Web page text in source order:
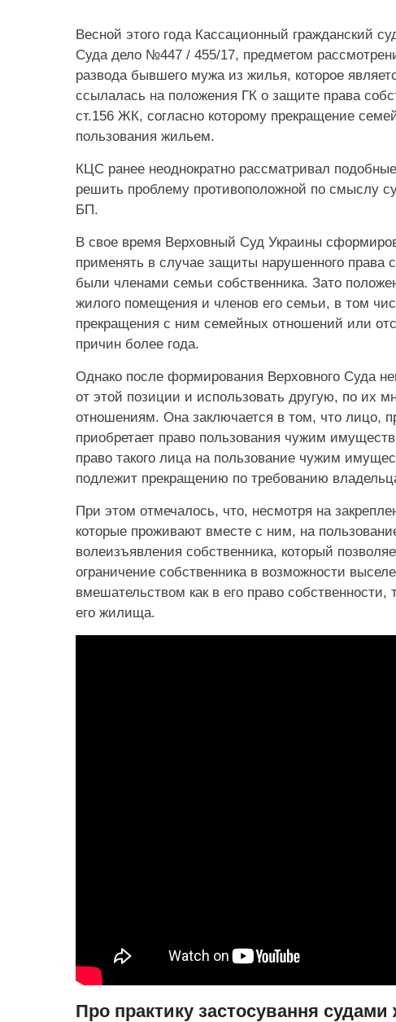
Весной этого года Кассационный гражданский
Суда дело №447 / 455/17, предметом
развода бывшего мужа из жилья, которое
ссылалась на положения ГК о защите права
ст.156 ЖК, согласно которому прекращение
пользования жильем.
КЦС ранее неоднократно рассматривал
решить проблему противоположной по смыслу
БП.
В свое время Верховный Суд Украины
применять в случае защиты нарушенного права
были членами семьи собственника. Зато
жилого помещения и членов его семьи, в том
прекращения с ним семейных отношений или
причин более года.
Однако после формирования Верховного Суда
от этой позиции и использовать другую, по
отношениям. Она заключается в том, что лицо,
приобретает право пользования чужим
право такого лица на пользование чужим
подлежит прекращению по требованию
При этом отмечалось, что, несмотря на
которые проживают вместе с ним, на
волеизъявления собственника, который
ограничение собственника в возможности
вмешательством как в его право
его жилища.
Про практику застосування